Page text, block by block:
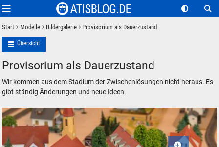
Start Modelle Bildergalerie Provisorium als Dauerzustand
Übersicht
Provisorium als Dauerzustand
Wir kommen aus dem Stadium der Zwischenlösungen nicht heraus. Es
gibt ständig Änderungen und neue Ideen.